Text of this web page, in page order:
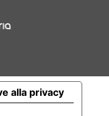
alla privacy